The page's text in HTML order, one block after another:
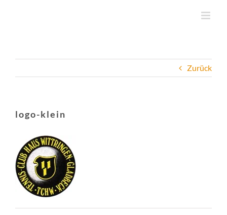
Zurück
logo-klein